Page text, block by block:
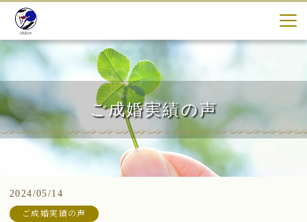
ご成婚実績の声
2024/05/14
ご成婚実績の声